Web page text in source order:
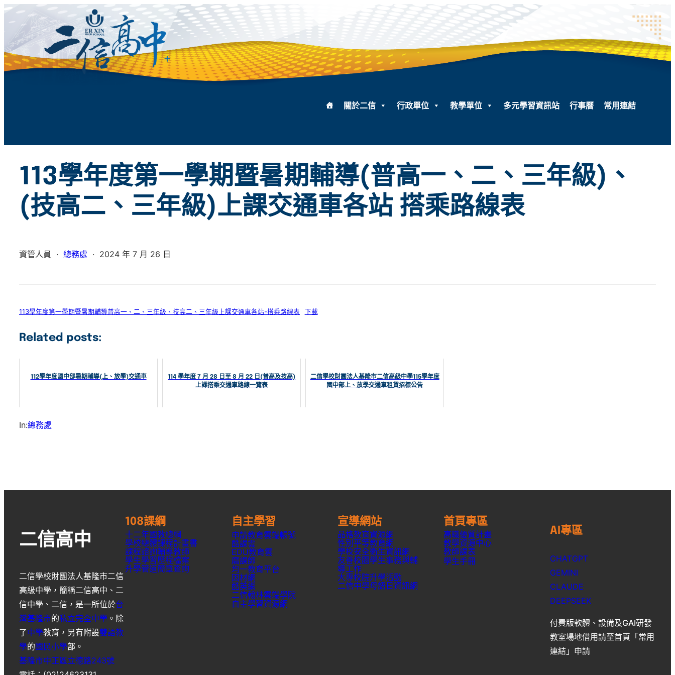
跳
要
內
關於二信 行政單位 教學單位 多元學習資訊站 行事曆 常用連結
113學年度第一學期暨暑期輔導(普高一、二、三年級)、
(技高二、三年級)上課交通車各站 搭乘路線表
資管人員 · 總務處 · 2024 年 7 月 26 日
113學年度第一學期暨暑期輔導普高一、二、三年級、技高二、三年級上課交通車各站-搭乘路線表 下載
Related posts:
112學年度國中部暑期輔導(上、放學)交通車
114 學年度 7 月 28 日至 8 月 22 日(普高及技高)
上課搭乘交通車路線一覽表
二信學校財團法人基隆市二信高級中學115學年度
國中部上、放學交通車租賃招標公告
In:總務處
二信高中
二信學校財團法人基隆市二信
高級中學 ，簡稱二信高中 、 二
信中學 、 二信 ，是一所位於台
灣基隆市的私立完全中學 。除
了中學教育，另有附設雙語教
學的國民小學部。
基隆市中正區立德路243號
108課綱
十二年國教總綱
學校總體課程計畫書
課程諮詢輔導教師
學生學習歷程檔案
升學管道簡章查詢
自主學習
申請教育雲端帳號
酷課雲
EDU教育雲
磨課師
均一教育平台
因材網
酷英網
二信翰林雲端學院
自主學習資源網
宣導網站
品格教育資源網
性別平等教育網
學校安全衛生資訊網
友善校園學生事務與輔
導工作
大專校院升學活動
二信中學母語日資訊網
首頁專區
高職優質計畫
教學資源中心
教師課表
學生手冊
AI專區
CHATGPT
GEMINI
CLAUDE
DEEPSEEK
付費版軟體、設備及GAI研發
教室場地借用請至首頁「常用
連結」申請